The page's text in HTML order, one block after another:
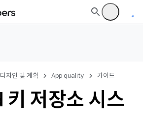
디자인 및 계획 App quality 가이드
저장소 시스